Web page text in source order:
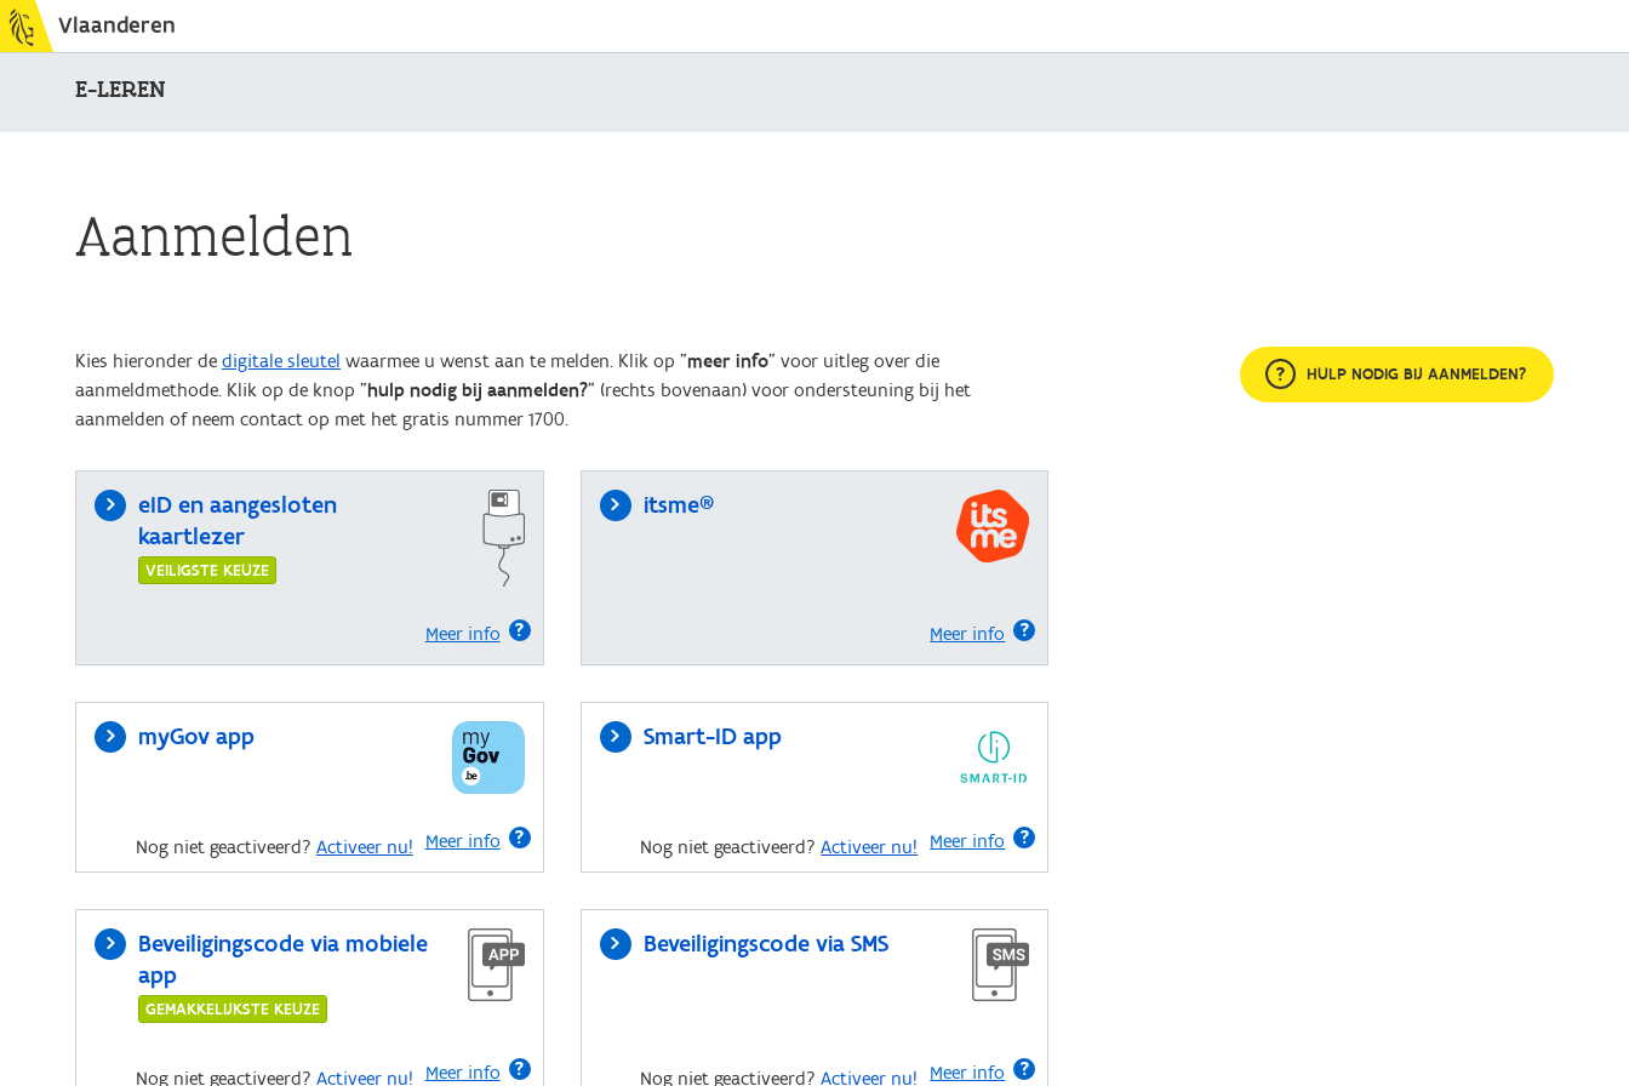
Vlaanderen
E-LEREN
Aanmelden
Kies hieronder de digitale sleutel waarmee u wenst aan te melden. Klik op "meer info" voor uitleg over die
aanmeldmethode. Klik op de knop "hulp nodig bij aanmelden?" (rechts bovenaan) voor ondersteuning bij het
aanmelden of neem contact op met het gratis nummer 1700.
eID en aangesloten
kaartlezer
VEILIGSTE KEUZE
Meer info
itsme®
Meer info
myGov app
Meer info
Nog niet geactiveerd? Activeer nu!
Smart-ID app
Meer info
Nog niet geactiveerd?Activeer nu!
Beveiligingscode via mobiele
app
GEMAKKELIJKSTE KEUZE
Meer info
Nog niet geactiveerd? Activeer nu!
Beveiligingscode via SMS
Meer info
Nog niet geactiveerd?Activeer nu!
HULP NODIG BIJ AANMELDEN?